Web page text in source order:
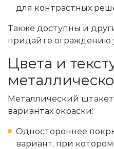
для контрастных
Также доступны и
придайте ограждению
Цвета и
Металлический
вариантах окраски:
Одностороннее
вариант, при